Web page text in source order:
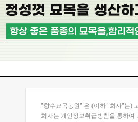
"향수묘목농원" 은 (이하 "회사"는)
회사는 개인정보취급방침을 통하